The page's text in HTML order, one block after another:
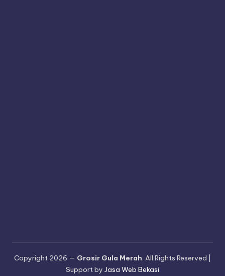
Copyright 2026 — Grosir Gula Merah. All Rights Reserved |
Support by Jasa Web Bekasi